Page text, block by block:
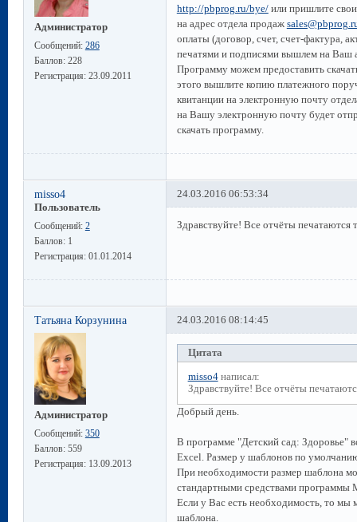
Администратор
Сообщений: 286
Баллов: 228
Регистрация: 23.09.2011
http://pbprog.ru/bye/или пришлите
на адрес отдела продаж
оплаты (договор, счет, счет-фактура,
печатями и подписями вышлем на Ваш
Программу можем предоставить
этого вышлите копию платежного
квитанции на электронную почту
на Вашу электронную почту будет
скачать программу.
misso4
Пользователь
Сообщений: 2
Баллов: 1
Регистрация: 01.01.2014
24.03.2016 06:53:34
Здравствуйте! Все отчёты печатаются
Татьяна Корзунина
Администратор
Сообщений: 350
Баллов: 559
Регистрация: 13.09.2013
24.03.2016 08:14:45
Цитата
misso4написал:
Здравствуйте! Все отчёты
Добрый день.
В программе "Детский сад: Здоровье"
Excel. Размер у шаблонов по
При необходимости размер шаблона
стандартными средствами программы
Если у Вас есть необходимость, то
шаблона.